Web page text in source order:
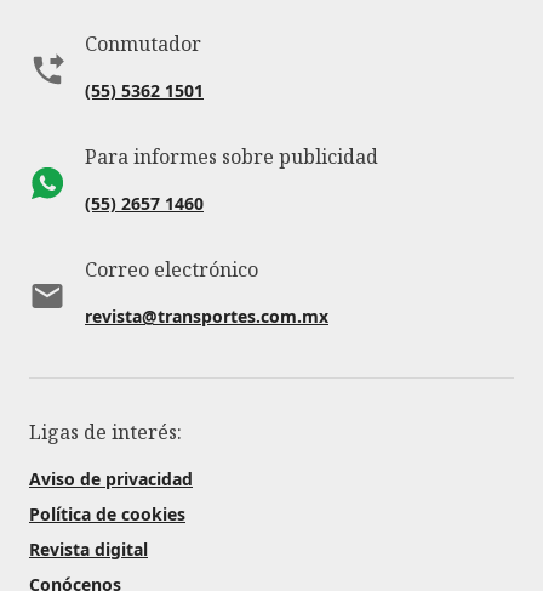
Conmutador
(55) 5362 1501
Para informes sobre publicidad
(55) 2657 1460
Correo electrónico
revista@transportes.com.mx
Ligas de interés:
Aviso de privacidad
Política de cookies
Revista digital
Conócenos